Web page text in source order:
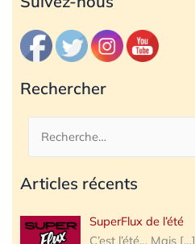
Rechercher
Rechercher :
Articles récents
SuperFlux de l’été
C’est l’été… Mais […]